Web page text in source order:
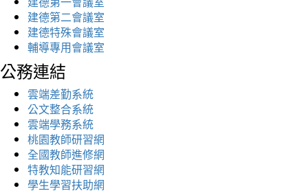
建德第二會議室
建德特殊會議室
輔導專用會議室
公務連結
雲端差勤系統
公文整合系統
雲端學務系統
桃園教師研習網
全國教師進修網
特教知能研習網
學生學習扶助網